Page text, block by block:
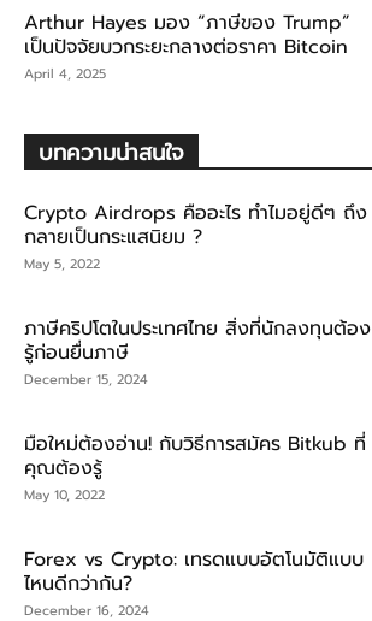
Arthur Hayes มอง “ภาษีของ Trump”
เป็นปัจจัยบวกระยะกลางต่อราคา Bitcoin
April 4, 2025
บทความน่าสนใจ
Crypto Airdrops คืออะไร ทำไมอยู่ดีๆ ถึง
กลายเป็นกระแสนิยม ?
May 5, 2022
ภาษีคริปโตในประเทศไทย สิ่งที่นักลงทุนต้อง
รู้ก่อนยื่นภาษี
December 15, 2024
มือใหม่ต้องอ่าน! กับวิธีการสมัคร Bitkub ที่
คุณต้องรู้
May 10, 2022
Forex vs Crypto: เทรดแบบอัตโนมัติแบบ
ไหนดีกว่ากัน?
December 16, 2024